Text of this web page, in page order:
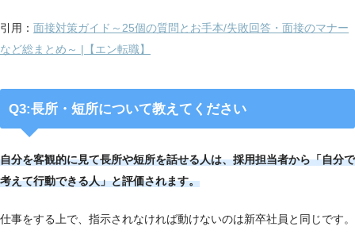
引用： 面接対策ガイド～25個の質問とお手本/失敗回答・面接のマナー
など総まとめ～ |【エン転職】
Q3:長所・短所について教えてください
自分を客観的に見て長所や短所を話せる人は、採用担当者から「自分で
考えて行動できる人」と評価されます。
仕事をする上で、指示されなければ動けないのは新卒社員と同じです。